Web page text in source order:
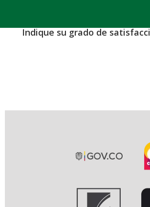
Indique su grado de